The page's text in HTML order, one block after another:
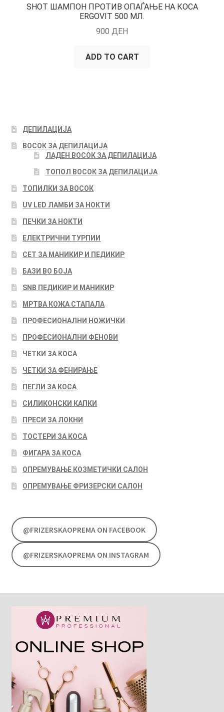
SHOT ШАМПОН ПРОТИВ ОПАЃАЊЕ НА КОСА
ERGOVIT 500 МЛ.
900 ДЕН
ADD TO CART
ДЕПИЛАЦИЈА
ВОСОК ЗА ДЕПИЛАЦИЈА
ЛАДЕН ВОСОК ЗА ДЕПИЛАЦИЈА
ТОПОЛ ВОСОК ЗА ДЕПИЛАЦИЈА
ТОПИЛКИ ЗА ВОСОК
UV LED ЛАМБИ ЗА НОКТИ
ПЕЧКИ ЗА НОКТИ
ЕЛЕКТРИЧНИ ТУРПИИ
СЕТ ЗА МАНИКИР И ПЕДИКИР
БАЗИ ВО БОЈА
SNB ПЕДИКИР И МАНИКИР
МРТВА КОЖА СТАПАЛА
ПРОФЕСИОНАЛНИ НОЖИЧКИ
ПРОФЕСИОНАЛНИ ФЕНОВИ
ЧЕТКИ ЗА КОСА
ЧЕТКИ ЗА ФЕНИРАЊЕ
ПЕГЛИ ЗА КОСА
СИЛИКОНСКИ КАПКИ
ПРЕСИ ЗА ЛОКНИ
ТОСТЕРИ ЗА КОСА
ФИГАРА ЗА КОСА
ОПРЕМУВАЊЕ КОЗМЕТИЧКИ САЛОН
ОПРЕМУВАЊЕ ФРИЗЕРСКИ САЛОН
@FRIZERSKAOPREMA ON FACEBOOK
@FRIZERSKAOPREMA ON INSTAGRAM